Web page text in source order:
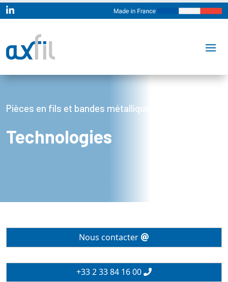

Pièces en fils et bandes métalliques
Technologies
Nous contacter
+33 2 33 84 16 00